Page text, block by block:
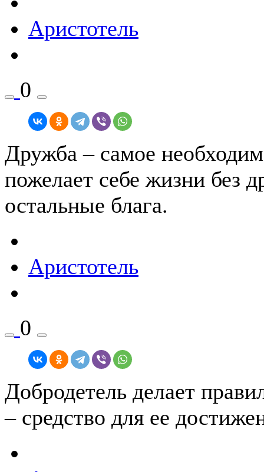
Аристотель
0
Дружба – самое
пожелает себе жизни без
остальные блага.
Аристотель
0
Добродетель делает
– средство для ее